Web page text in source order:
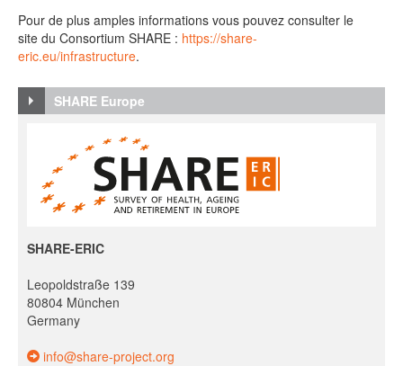
Pour de plus amples informations vous pouvez consulter le
site du Consortium SHARE : https://share-
eric.eu/infrastructure.
SHARE Europe
SHARE-ERIC
Leopoldstraße 139
80804 München
Germany
info@share-project.org